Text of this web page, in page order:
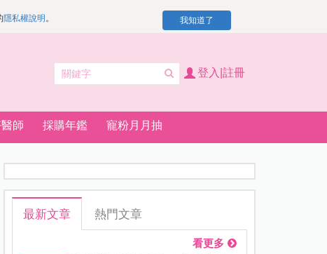
隱私權說明 。 我知道了
登入|註冊
師 採購年鑑 寵粉月月抽
最新文章 熱門文章
看更多